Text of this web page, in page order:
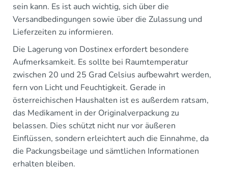
sein kann. Es ist auch wichtig, sich über die
Versandbedingungen sowie über die Zulassung und
Lieferzeiten zu informieren.
Die Lagerung von Dostinex erfordert besondere
Aufmerksamkeit. Es sollte bei Raumtemperatur
zwischen 20 und 25 Grad Celsius aufbewahrt werden,
fern von Licht und Feuchtigkeit. Gerade in
österreichischen Haushalten ist es außerdem ratsam,
das Medikament in der Originalverpackung zu
belassen. Dies schützt nicht nur vor äußeren
Einflüssen, sondern erleichtert auch die Einnahme, da
die Packungsbeilage und sämtlichen Informationen
erhalten bleiben.